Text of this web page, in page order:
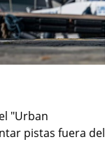
"Urban
pistas fuera del